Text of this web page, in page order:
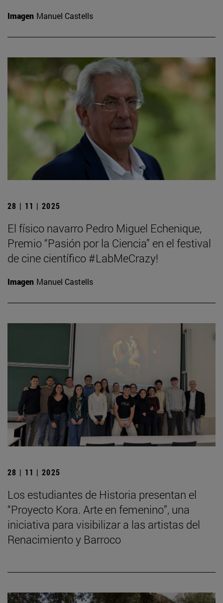
Imagen Manuel Castells
28 | 11 | 2025
El físico navarro Pedro Miguel Echenique,
Premio “Pasión por la Ciencia” en el festival
de cine científico #LabMeCrazy!
Imagen Manuel Castells
28 | 11 | 2025
Los estudiantes de Historia presentan el
“Proyecto Kora. Arte en femenino”, una
iniciativa para visibilizar a las artistas del
Renacimiento y Barroco